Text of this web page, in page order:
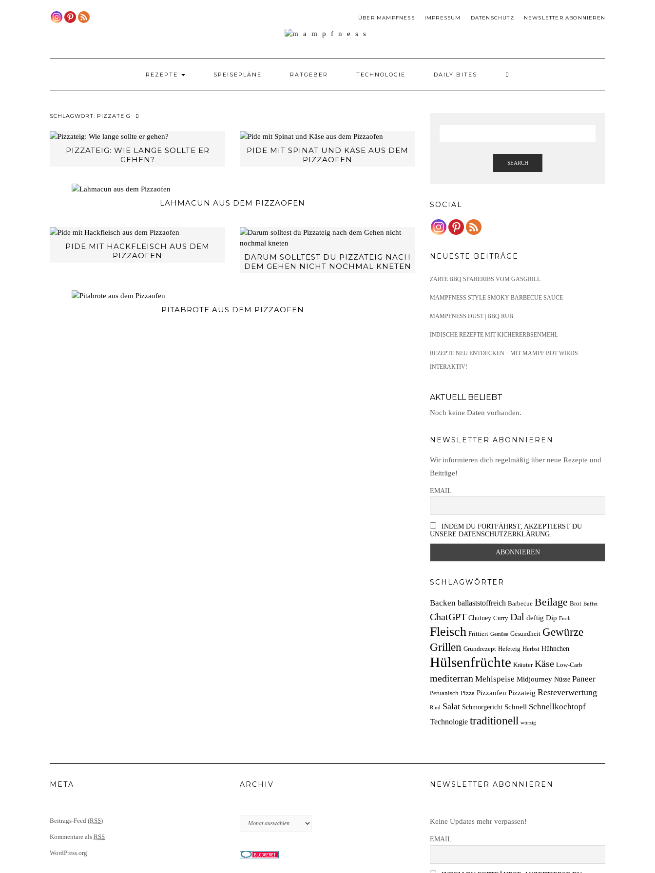
ÜBER MAMPFNESS IMPRESSUM DATENSCHUTZ NEWSLETTER ABONNIEREN
REZEPTE SPEISEPLÄNE RATGEBER TECHNOLOGIE DAILY BITES
SCHLAGWORT: PIZZATEIG
PIZZATEIG: WIE LANGE SOLLTE ER
GEHEN?
PIDE MIT SPINAT UND KÄSE AUS DEM
PIZZAOFEN
LAHMACUN AUS DEM PIZZAOFEN
PIDE MIT HACKFLEISCH AUS DEM
PIZZAOFEN
DARUM SOLLTEST DU PIZZATEIG NACH
DEM GEHEN NICHT NOCHMAL KNETEN
PITABROTE AUS DEM PIZZAOFEN
SEARCH
SOCIAL
NEUESTE BEITRÄGE
ZARTE BBQ SPARERIBS VOM GASGRILL
MAMPFNESS STYLE SMOKY BARBECUE SAUCE
MAMPFNESS DUST | BBQ RUB
INDISCHE REZEPTE MIT KICHERERBSENMEHL
REZEPTE NEU ENTDECKEN – MIT MAMPF BOT WIRDS
INTERAKTIV!
AKTUELL BELIEBT
Noch keine Daten vorhanden.
NEWSLETTER ABONNIEREN
Wir informieren dich regelmäßig über neue Rezepte und
Beiträge!
EMAIL
INDEM DU FORTFÄHRST, AKZEPTIERST DU
UNSERE DATENSCHUTZERKLÄRUNG.
SCHLAGWÖRTER
Backen ballaststoffreich Barbecue Beilage Brot Buffet
ChatGPT Chutney Curry Dal deftig Dip Fisch
Fleisch Frittiert Gemüse Gesundheit Gewürze
Grillen Grundrezept Hefeteig Herbst Hühnchen
Hülsenfrüchte Kräuter Käse Low-Carb
mediterran Mehlspeise Midjourney Nüsse Paneer
Peruanisch Pizza Pizzaofen Pizzateig Resteverwertung
Rind Salat Schmorgericht Schnell Schnellkochtopf
Technologie traditionell würzig
META
Beitrags-Feed (RSS)
Kommentare als RSS
WordPress.org
ARCHIV
Archiv
NEWSLETTER ABONNIEREN
Keine Updates mehr verpassen!
EMAIL